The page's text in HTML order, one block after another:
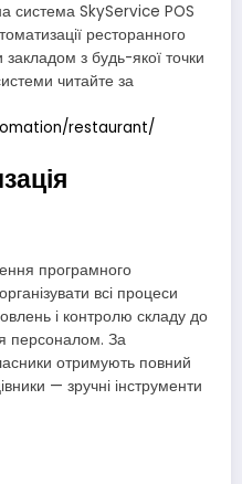
система SkyService POS
ресторанного
закладом з будь-якої точки
читайте за
restaurant/
програмного
всі процеси
і контролю складу до
персоналом. За
отримують повний
— зручні інструменти